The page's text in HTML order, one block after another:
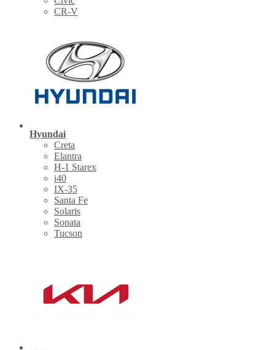
CR-V
Hyundai
Creta
Elantra
H-1 Starex
i40
IX-35
Santa Fe
Solaris
Sonata
Tucson